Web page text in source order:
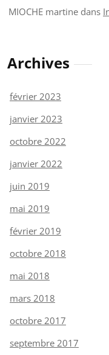
MIOCHE martine dans
Archives
février 2023
janvier 2023
octobre 2022
janvier 2022
juin 2019
mai 2019
février 2019
octobre 2018
mai 2018
mars 2018
octobre 2017
septembre 2017